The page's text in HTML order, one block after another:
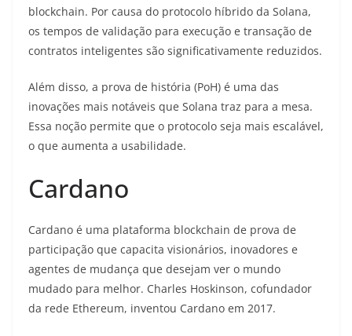
blockchain. Por causa do protocolo híbrido da Solana,
os tempos de validação para execução e transação de
contratos inteligentes são significativamente reduzidos.
Além disso, a prova de história (PoH) é uma das
inovações mais notáveis ​​que Solana traz para a mesa.
Essa noção permite que o protocolo seja mais escalável,
o que aumenta a usabilidade.
Cardano
Cardano é uma plataforma blockchain de prova de
participação que capacita visionários, inovadores e
agentes de mudança que desejam ver o mundo
mudado para melhor. Charles Hoskinson, cofundador
da rede Ethereum, inventou Cardano em 2017.